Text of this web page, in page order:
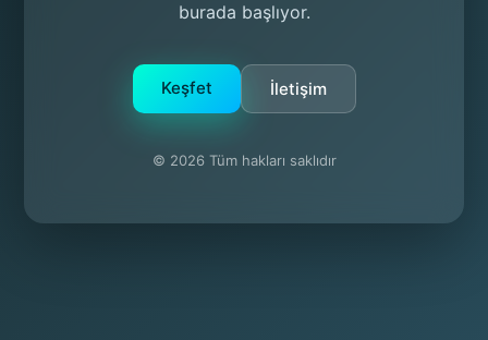
burada başlıyor.
Keşfet İletişim
© 2026 Tüm hakları saklıdır